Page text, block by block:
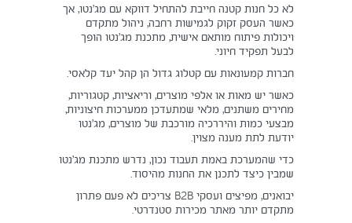
לא כל חנות קטנה חייבת להתחיל דווקא עם מג’נטו, אך
כאשר העסק זקוק לגמישות רחבה, ניהול מתקדם
ויכולות פיתוח מותאם אישית, מתכנת מג’נטו הופך
לבעל תפקיד חיוני.
חברות קמעונאות עם קטלוג גדול הן קהל יעד קלאסי.
כאשר יש מאות או אלפי מוצרים, וריאציות, קטגוריות,
מחירים משתנים, מלאי שמתעדכן ממערכות חיצוניות,
מבצעי כמות והיררכיה מורכבת של מוצרים, מג’נטו
יודעת לתת מענה מצוין.
כדי שהמערכת באמת תעבוד נכון, נדרש מתכנת מג’נטו
שמבין כיצד לתכנן את החנות מהיסוד.
יבואנים, מפיצים ועסקי B2B צריכים לא פעם פתרון
מתקדם יותר מאתר מכירות סטנדרטי.